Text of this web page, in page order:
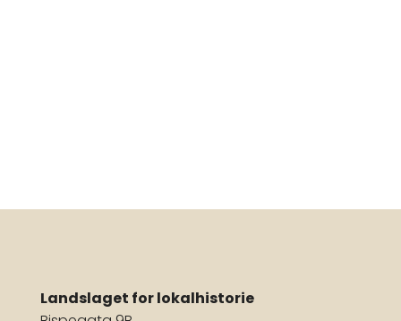
Landslaget for lokalhistorie